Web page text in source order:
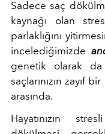
Sadece saç
kaynağı olan
parlaklığını
incelediğimizde
genetik olarak
saçlarınızın zayıf
arasında.
Hayatınızın